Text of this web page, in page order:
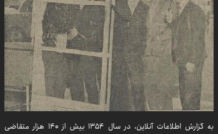
به گزارش اطلاعات آنلاین، در سال ۱۳۵۴ بیش از ۱۴۰ هزار متقاضی